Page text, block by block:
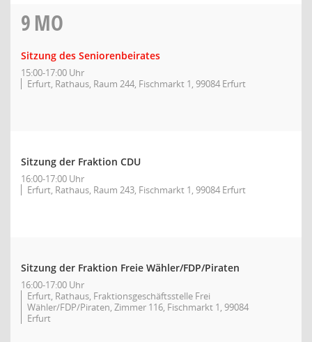
9MO
Sitzung des Seniorenbeirates
15:00-17:00 Uhr
Erfurt, Rathaus, Raum 244, Fischmarkt 1, 99084 Erfurt
Sitzung der Fraktion CDU
16:00-17:00 Uhr
Erfurt, Rathaus, Raum 243, Fischmarkt 1, 99084 Erfurt
Sitzung der Fraktion Freie Wähler/FDP/Piraten
16:00-17:00 Uhr
Erfurt, Rathaus, Fraktionsgeschäftsstelle Frei
Wähler/FDP/Piraten, Zimmer 116, Fischmarkt 1, 99084
Erfurt